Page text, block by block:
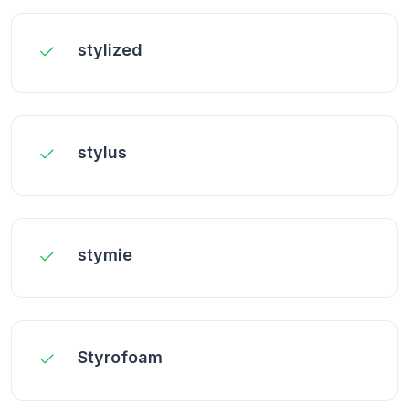
stylized
stylus
stymie
Styrofoam